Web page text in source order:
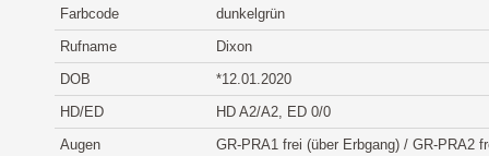
Farbcode
dunkelgrün
Rufname
Dixon
DOB
*12.01.2020
HD/ED
HD A2/A2, ED 0/0
Augen
GR-PRA1 frei (über Erbgang) / GR-PRA2